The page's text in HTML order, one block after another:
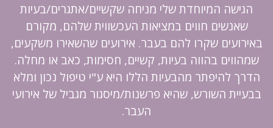
הגישה המיוחדת שלי מניחה שקשיים/אתגרים/בעיות
שאנשים חווים במציאות העכשווית שלהם, מקורם
באירועים שקרו להם בעבר. אירועים שהשאירו משקעים,
שמהווים בהווה בעיות, קשיים, חסימות, כאב או מחלה.
הדרך להיפתר מהבעיות הללו היא ע"י טיפול נכון ומלא
בבעיית השורש, שהיא פרשנות/מיסגור מגביל של אירועי
העבר.